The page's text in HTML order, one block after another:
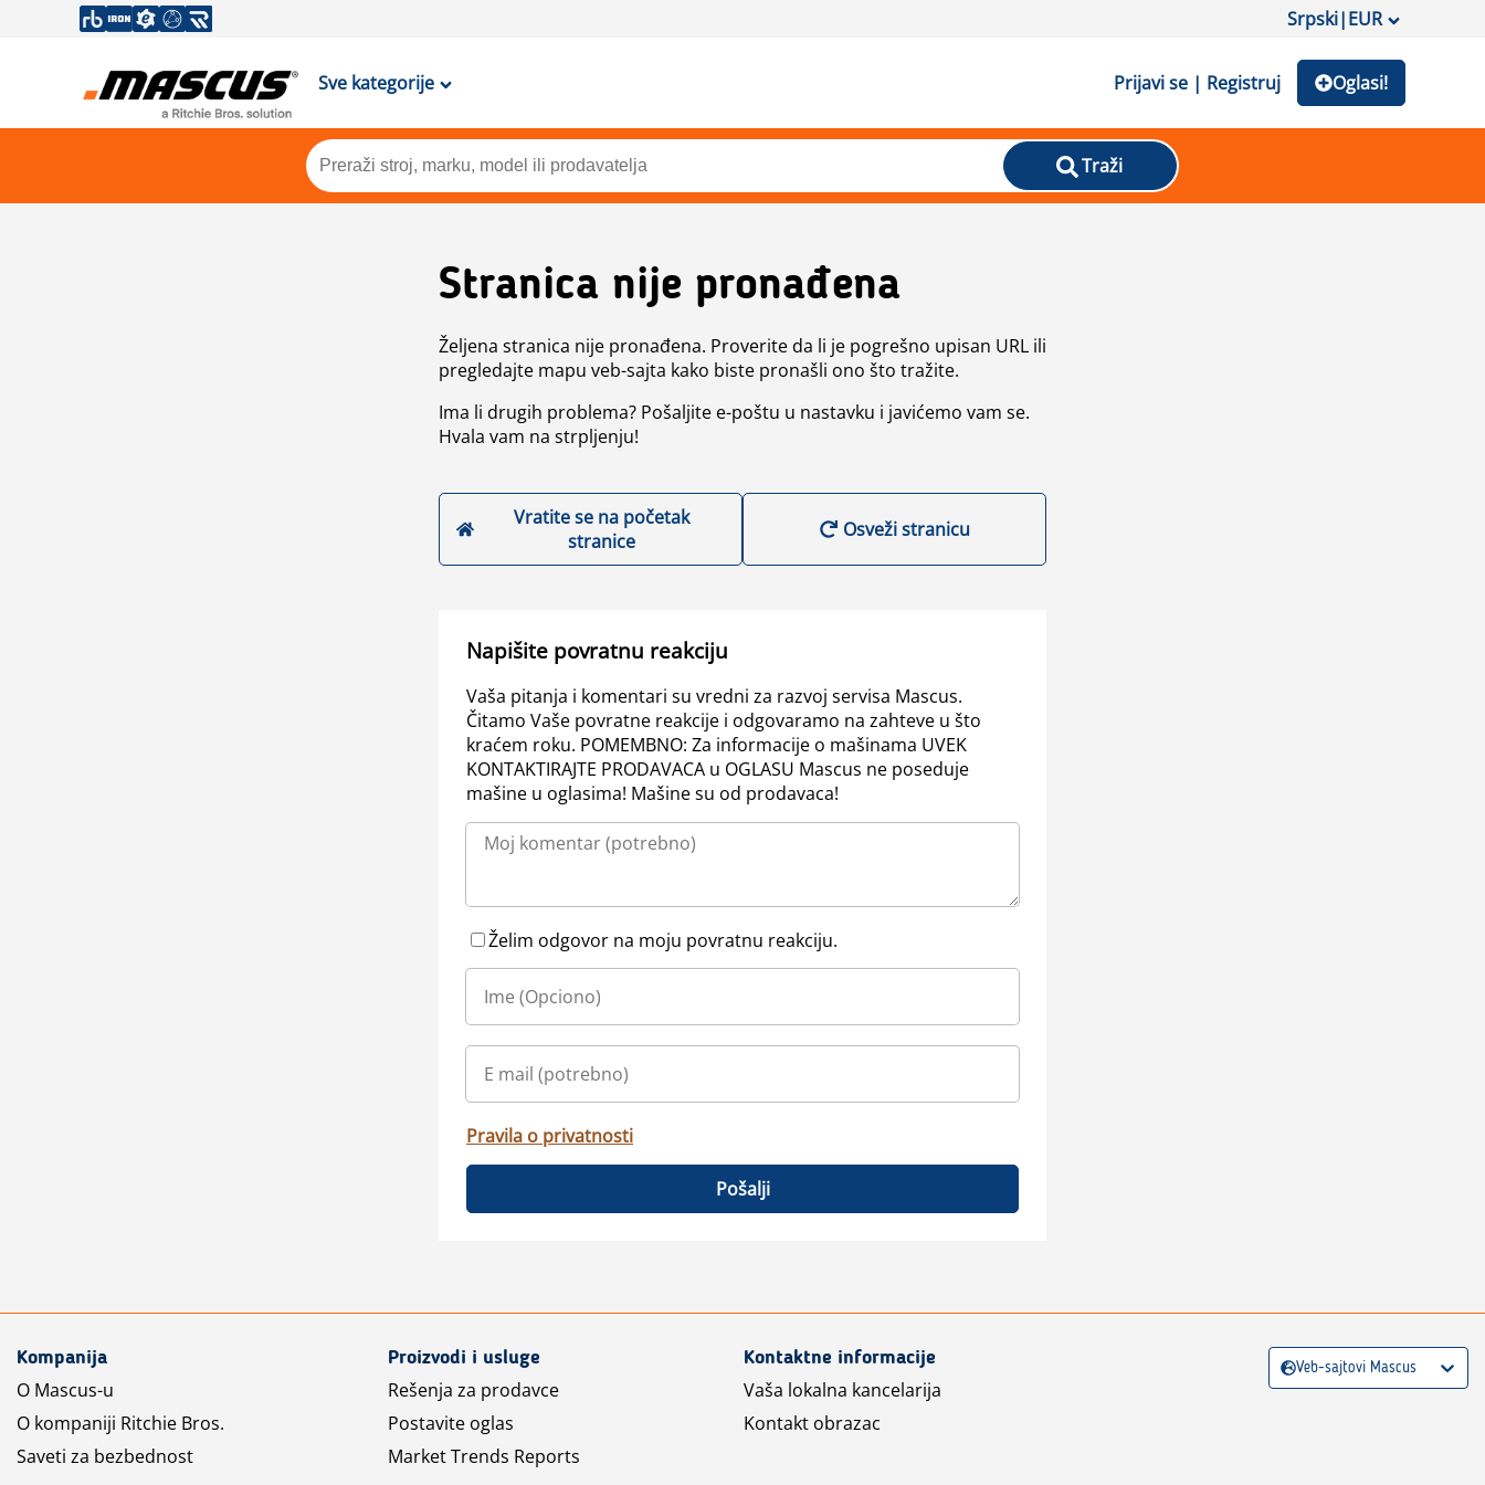
Srpski|EUR
Sve kategorije Prijavi se | Registruj Oglasi!
Traži
Stranica nije pronađena
Željena stranica nije pronađena. Proverite da li je pogrešno upisan URL ili
pregledajte mapu veb-sajta kako biste pronašli ono što tražite.
Ima li drugih problema? Pošaljite e-poštu u nastavku i javićemo vam se.
Hvala vam na strpljenju!
Vratite se na početak
stranice
Osveži stranicu
Napišite povratnu reakciju
Vaša pitanja i komentari su vredni za razvoj servisa Mascus.
Čitamo Vaše povratne reakcije i odgovaramo na zahteve u što
kraćem roku. POMEMBNO: Za informacije o mašinama UVEK
KONTAKTIRAJTE PRODAVACA u OGLASU Mascus ne poseduje
mašine u oglasima! Mašine su od prodavaca!
Želim odgovor na moju povratnu reakciju.
Pravila o privatnosti
Pošalji
Kompanija
O Mascus-u
O kompaniji Ritchie Bros.
Saveti za bezbednost
Proizvodi i usluge
Rešenja za prodavce
Postavite oglas
Market Trends Reports
Kontaktne informacije
Vaša lokalna kancelarija
Kontakt obrazac
Veb-sajtovi Mascus